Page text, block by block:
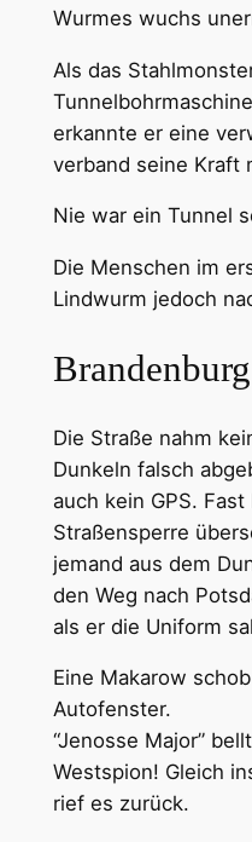
Wurmes wuchs
Als das
erkannte er eine
verband seine Kraft
Nie war ein Tunnel
Die Menschen im
Lindwurm jedoch
Brandenburg
Die Straße nahm
Dunkeln falsch
auch kein GPS.
Straßensperre
jemand aus dem
den Weg nach
als er die Uniform
Eine Makarow
Autofenster.
“Jenosse Major”
Westspion! Gleich
rief es zurück.